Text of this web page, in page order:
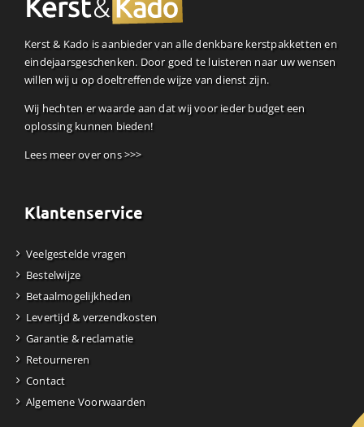
Kerst & Kado is aanbieder van alle denkbare kerstpakketten en
eindejaarsgeschenken. Door goed te luisteren naar uw wensen
willen wij u op doeltreffende wijze van dienst zijn.
Wij hechten er waarde aan dat wij voor ieder budget een
oplossing kunnen bieden!
Lees meer over ons >>>
Klantenservice
Veelgestelde vragen
Bestelwijze
Betaalmogelijkheden
Levertijd & verzendkosten
Garantie & reclamatie
Retourneren
Contact
Algemene Voorwaarden